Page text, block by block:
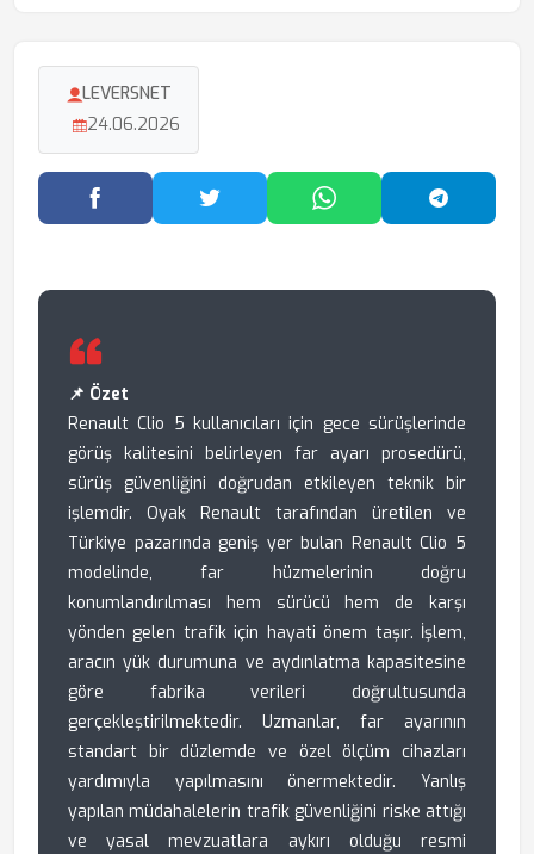
LEVERSNET
24.06.2026
Facebook'ta PaylaşTwitter'da PaylaşWhatsApp'ta Paylaş
📌 Özet
Renault Clio 5 kullanıcıları için gece sürüşlerinde
görüş kalitesini belirleyen far ayarı prosedürü,
sürüş güvenliğini doğrudan etkileyen teknik bir
işlemdir. Oyak Renault tarafından üretilen ve
Türkiye pazarında geniş yer bulan Renault Clio 5
modelinde, far hüzmelerinin doğru
konumlandırılması hem sürücü hem de karşı
yönden gelen trafik için hayati önem taşır. İşlem,
aracın yük durumuna ve aydınlatma kapasitesine
göre fabrika verileri doğrultusunda
gerçekleştirilmektedir. Uzmanlar, far ayarının
standart bir düzlemde ve özel ölçüm cihazları
yardımıyla yapılmasını önermektedir. Yanlış
yapılan müdahalelerin trafik güvenliğini riske attığı
ve yasal mevzuatlara aykırı olduğu resmi